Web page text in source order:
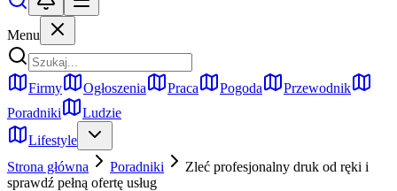
Menu
Firmy Ogłoszenia Praca Pogoda
Przewodnik
Poradniki
Ludzie
Lifestyle
Strona główna
Poradniki
Zleć profesjonalny druk od ręki i
sprawdź pełną ofertę usług